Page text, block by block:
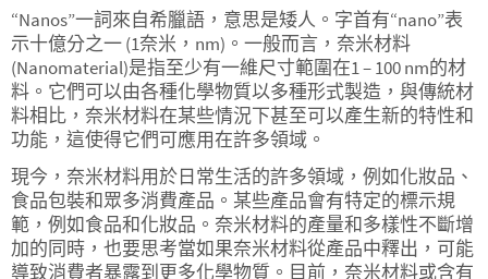
“Nanos”一詞來自希臘語，意思是矮人。字首有“nano”表
示十億分之一 (1奈米，nm)。一般而言，奈米材料
(Nanomaterial)是指至少有一維尺寸範圍在1 – 100 nm的材
料。它們可以由各種化學物質以多種形式製造，與傳統材
料相比，奈米材料在某些情況下甚至可以產生新的特性和
功能，這使得它們可應用在許多領域。
現今，奈米材料用於日常生活的許多領域，例如化妝品、
食品包裝和眾多消費產品。某些產品會有特定的標示規
範，例如食品和化妝品。奈米材料的產量和多樣性不斷增
加的同時，也要思考當如果奈米材料從產品中釋出，可能
導致消費者暴露到更多化學物質。目前，奈米材料或含有